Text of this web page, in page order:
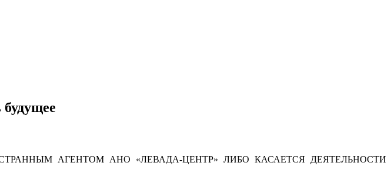
будущее
АГЕНТОМ АНО «ЛЕВАДА-ЦЕНТР» ЛИБО КАСАЕТСЯ ДЕЯТЕЛЬНОСТИ